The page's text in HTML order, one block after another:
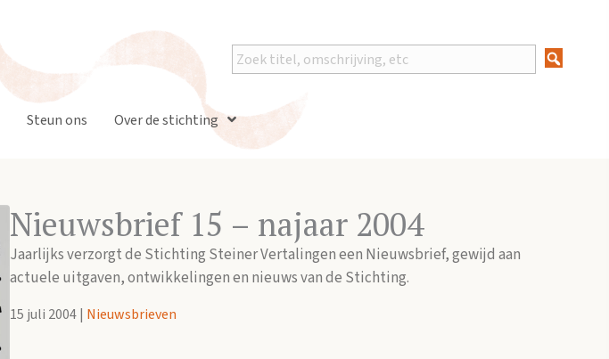
Steun ons Over de stichting
Nieuwsbrief 15 – najaar 2004
Jaarlijks verzorgt de Stichting Steiner Vertalingen een Nieuwsbrief, gewijd aan
actuele uitgaven, ontwikkelingen en nieuws van de Stichting.
15 juli 2004| Nieuwsbrieven